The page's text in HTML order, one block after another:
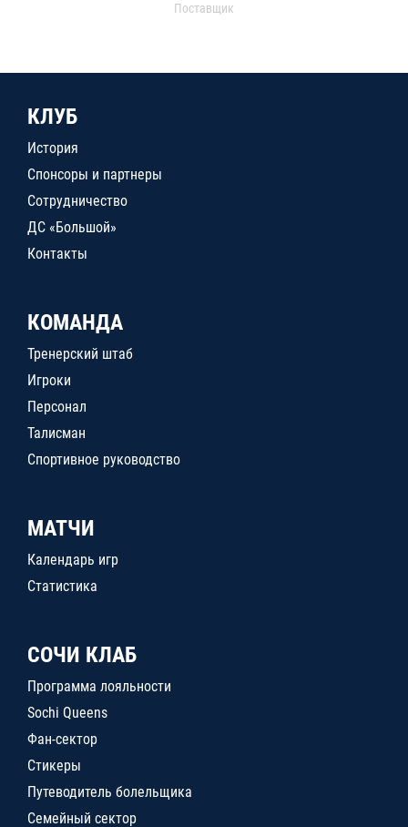
Поставщик
КЛУБ
История
Спонсоры и партнеры
Сотрудничество
ДС «Большой»
Контакты
КОМАНДА
Тренерский штаб
Игроки
Персонал
Талисман
Спортивное руководство
МАТЧИ
Календарь игр
Статистика
СОЧИ КЛАБ
Программа лояльности
Sochi Queens
Фан-сектор
Стикеры
Путеводитель болельщика
Семейный сектор